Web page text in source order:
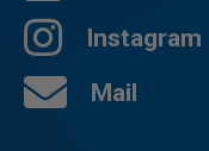
Instagram
Mail